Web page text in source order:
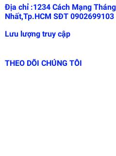
Địa chỉ :1234 Cách Mạng
Nhất,Tp.HCM SĐT
Lưu lượng truy cập
THEO DÕI CHÚNG TÔI